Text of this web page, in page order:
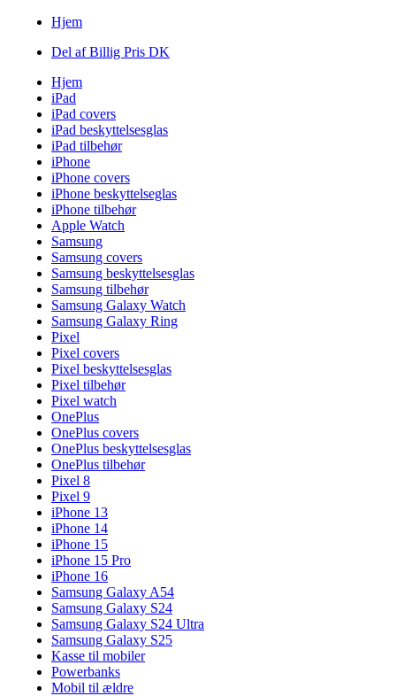
Hjem
Del af Billig Pris DK
Hjem
iPad
iPad covers
iPad beskyttelsesglas
iPad tilbehør
iPhone
iPhone covers
iPhone beskyttelseglas
iPhone tilbehør
Apple Watch
Samsung
Samsung covers
Samsung beskyttelsesglas
Samsung tilbehør
Samsung Galaxy Watch
Samsung Galaxy Ring
Pixel
Pixel covers
Pixel beskyttelsesglas
Pixel tilbehør
Pixel watch
OnePlus
OnePlus covers
OnePlus beskyttelsesglas
OnePlus tilbehør
Pixel 8
Pixel 9
iPhone 13
iPhone 14
iPhone 15
iPhone 15 Pro
iPhone 16
Samsung Galaxy A54
Samsung Galaxy S24
Samsung Galaxy S24 Ultra
Samsung Galaxy S25
Kasse til mobiler
Powerbanks
Mobil til ældre